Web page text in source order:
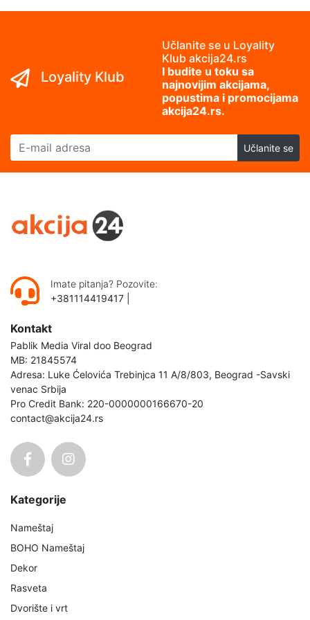
Loyality Klub
Učlanite se u Loyality
Klub akcija24.rs
I budite u toku sa
najnovijim akcijama,
popustima i promocijama
akcija24.rs.
E-mail adresa
Učlanite se
Imate pitanja? Pozovite:
+381114419417
Kontakt
Pablik Media Viral doo Beograd
MB: 21845574
Adresa: Luke Ćelovića Trebinjca 11 A/8/803, Beograd -Savski
venac Srbija
Pro Credit Bank: 220-0000000166670-20
contact@akcija24.rs
Kategorije
Nameštaj
BOHO Nameštaj
Dekor
Rasveta
Dvorište i vrt